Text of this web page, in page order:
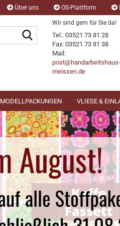
Über uns OS-Plattform
Wir sind gern für Sie da!
Tel.: 03521 73 81 28
Fax: 03521 73 81 38
Mail:
post@handarbeitshaus-
meissen.de
MODELLPACKUNGEN VLIESE &